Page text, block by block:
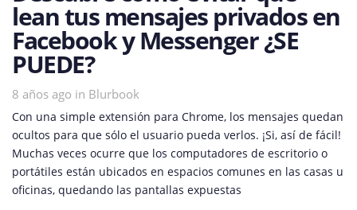
lean tus mensajes privados en
Facebook y Messenger ¿SE
PUEDE?
8 años ago in
Tags Blurbook
Con una simple extensión para Chrome, los mensajes quedan
ocultos para que sólo el usuario pueda verlos. ¡Si, así de fácil!
Muchas veces ocurre que los computadores de escritorio o
portátiles están ubicados en espacios comunes en las casas u
oficinas, quedando las pantallas expuestas